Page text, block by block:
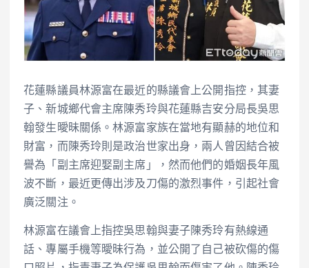
花蓮縣議員林源富在最近的縣議會上公開指控，其妻
子、新城鄉代會主席陳秀玲與花蓮縣吉安分局長吳思
翰發生曖昧關係。林源富家族在當地有顯赫的地位和
財富，而陳秀玲則是政治世家出身，兩人曾因結合被
譽為「副主席迎娶副主席」，然而他們的婚姻長年風
波不斷，最近更傳出涉及刀傷的激烈事件，引起社會
廣泛關注。
林源富在議會上指控吳思翰與妻子陳秀玲有熱線通
話、專屬手機等曖昧行為，並公開了自己被砍傷的傷